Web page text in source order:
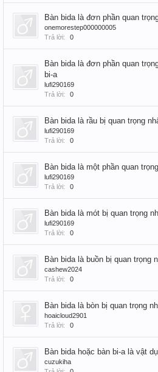
Bàn bida là đơn phần quan
onemorestep000000005
Trả lời:
0
Bàn bida là đơn phần quan
bi-a
lufi290169
Trả lời:
0
Bàn bida là rầu bị quan trọng
lufi290169
Trả lời:
0
Bàn bida là một phần quan
lufi290169
Trả lời:
0
Bàn bida là mót bị quan trọng
lufi290169
Trả lời:
0
Bàn bida là buồn bị quan trọng
cashew2024
Trả lời:
0
Bàn bida là bòn bị quan trọng
hoaicloud2901
Trả lời:
0
Bàn bida hoặc bàn bi-a là vật
cuzukiha